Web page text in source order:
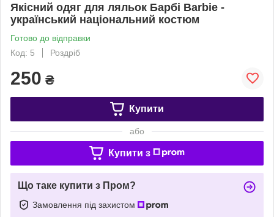
Якісний одяг для ляльок Барбі Barbie -
український національний костюм
Готово до відправки
Код: 5
Роздріб
250 ₴
Купити
або
Купити з
Що таке купити з Пром?
Замовлення під захистом